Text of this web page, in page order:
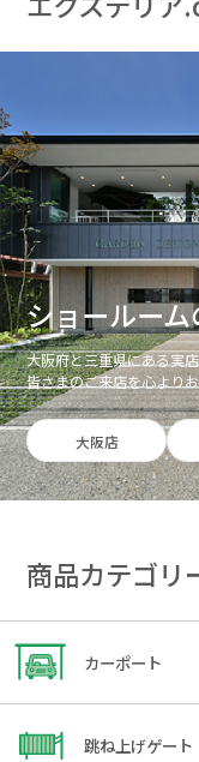
ショールー
大阪府と三重県にある実
皆さまのご来店を心より
大阪店
商品カテゴリ
カーポート
跳ね上げゲート